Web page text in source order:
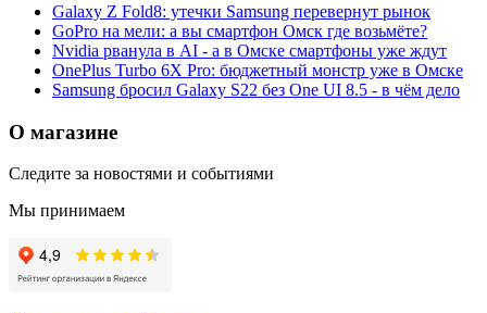
Galaxy Z Fold8: утечки Samsung перевернут рынок
GoPro на мели: а вы смартфон Омск где возьмёте?
Nvidia рванула в AI - а в Омске смартфоны уже ждут
OnePlus Turbo 6X Pro: бюджетный монстр уже в Омске
Samsung бросил Galaxy S22 без One UI 8.5 - в чём дело
О магазине
Следите за новостями и событиями
Мы принимаем